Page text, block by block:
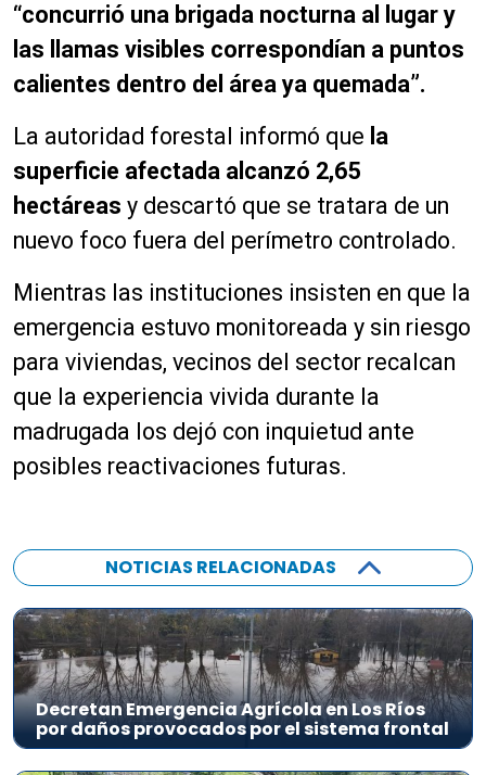
“concurrió una brigada nocturna al lugar y
las llamas visibles correspondían a puntos
calientes dentro del área ya quemada”.
La autoridad forestal informó que la
superficie afectada alcanzó 2,65
hectáreas y descartó que se tratara de un
nuevo foco fuera del perímetro controlado.
Mientras las instituciones insisten en que la
emergencia estuvo monitoreada y sin riesgo
para viviendas, vecinos del sector recalcan
que la experiencia vivida durante la
madrugada los dejó con inquietud ante
posibles reactivaciones futuras.
NOTICIAS RELACIONADAS
Decretan Emergencia Agrícola en Los Ríos
por daños provocados por el sistema frontal